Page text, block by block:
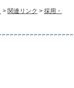
> 関連リンク > 採用・